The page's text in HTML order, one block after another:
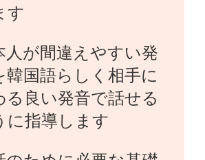
す
人が間違えやすい発
韓国語らしく相手に
る良い発音で話せる
に指導します